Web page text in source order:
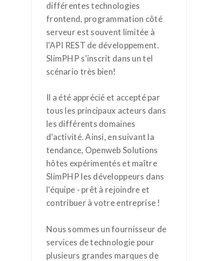
différentes technologies
frontend, programmation côté
serveur est souvent limitée à
l'API REST de développement.
SlimPHP s'inscrit dans un tel
scénario très bien!
Il a été apprécié et accepté par
tous les principaux acteurs dans
les différents domaines
d'activité. Ainsi, en suivant la
tendance, Openweb Solutions
hôtes expérimentés et maître
SlimPHP les développeurs dans
l'équipe - prêt à rejoindre et
contribuer à votre entreprise !
Nous sommes un fournisseur de
services de technologie pour
plusieurs grandes marques de